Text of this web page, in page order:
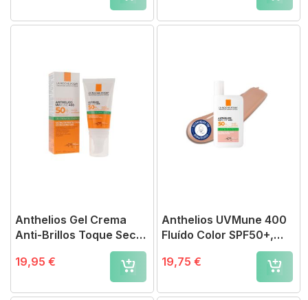
Anthelios Gel Crema
Anti-Brillos Toque Seco
19,95 €
Anthelios UVMune 400
Fluído Color SPF50+,
19,75 €